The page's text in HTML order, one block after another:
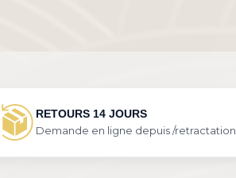
RETOURS 14 JOURS
Demande en ligne depuis /retractation.